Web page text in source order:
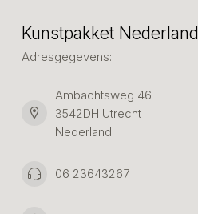
Kunstpakket Nederland
Adresgegevens:
Ambachtsweg 46
3542DH Utrecht
Nederland
06 23643267